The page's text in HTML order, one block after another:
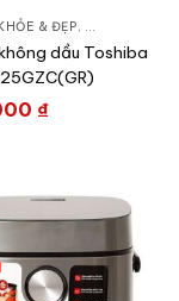
- NỒI NƯỚNG
& ĐẸP, NỒI - ẤM -
dầu Toshiba
₫